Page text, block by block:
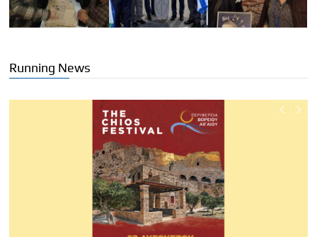
Running News